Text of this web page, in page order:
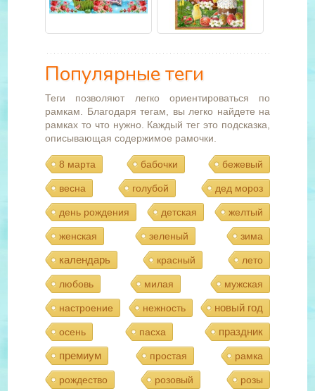
Популярные теги
Теги позволяют легко ориентироваться по
рамкам. Благодаря тегам, вы легко найдете на
рамках то что нужно. Каждый тег это подсказка,
описывающая содержимое рамочки.
8 марта бабочки бежевый
весна голубой дед мороз
день рождения детская желтый
женская зеленый зима
календарь красный лето
любовь милая мужская
настроение нежность новый год
осень пасха
праздник
премиум
простая рамка
рождество розовый розы